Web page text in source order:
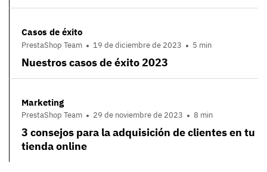
Casos de éxito
PrestaShop Team 19 de diciembre de 2023 5 min
Nuestros casos de éxito 2023
Marketing
PrestaShop Team 29 de noviembre de 2023 8 min
3 consejos para la adquisición de clientes en tu
tienda online